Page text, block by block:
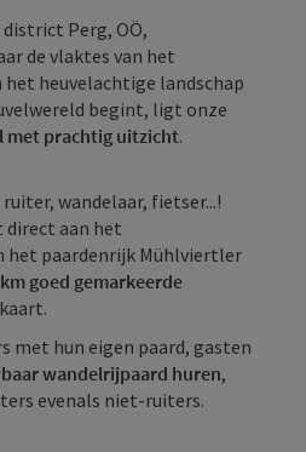
Perg, OÖ,
de vlaktes van het
heuvelachtige landschap
begint, ligt onze
met prachtig uitzicht.
wandelaar, fietser...!
aan het
het paardenrijk Mühlviertler
goed gemarkeerde
met hun eigen paard, gasten
wandelrijpaard huren,
evenals niet-ruiters.